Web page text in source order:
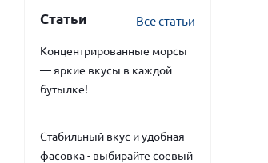
Статьи Все статьи
Концентрированные морсы
— яркие вкусы в каждой
бутылке!
Стабильный вкус и удобная
фасовка - выбирайте соевый